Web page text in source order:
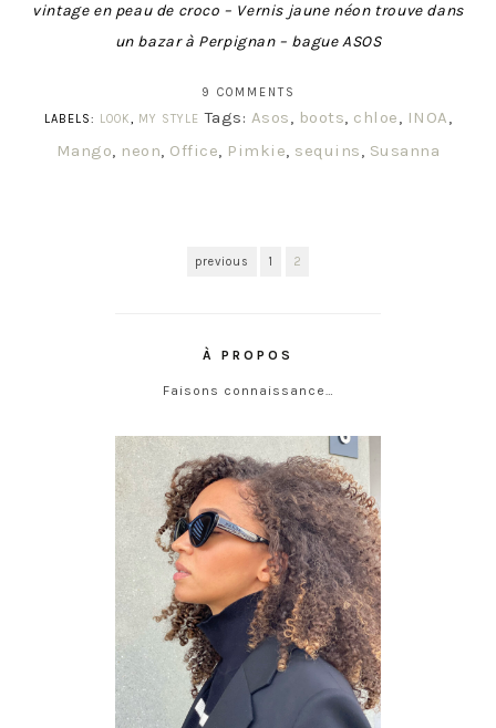
vintage en peau de croco – Vernis jaune néon trouve dans
un bazar à Perpignan – bague ASOS
9 COMMENTS
LABELS:
LOOK, MY STYLE Tags: Asos, boots, chloe, INOA,
Mango, neon, Office, Pimkie, sequins, Susanna
previous 1 2
À PROPOS
Faisons connaissance…